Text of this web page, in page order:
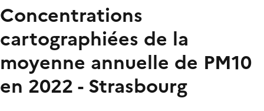
Concentrations
cartographiées de la
moyenne annuelle de PM10
en 2022 - Strasbourg